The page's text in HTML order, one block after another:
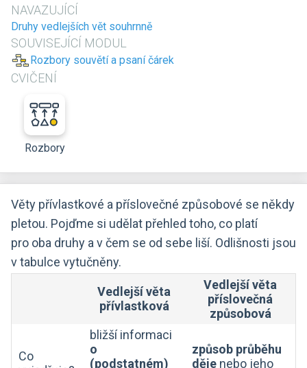
NAVAZUJÍCÍ
Druhy vedlejších vět souhrnně
SOUVISEJÍCÍ MODUL
Rozbory souvětí a psaní čárek
CVIČENÍ
Rozbory
Věty přívlastkové a příslovečné způsobové se někdy
pletou. Pojďme si udělat přehled toho, co platí
pro oba druhy a v čem se od sebe liší. Odlišnosti jsou
v tabulce vytučněny.
Vedlejší věta
přívlastková
Vedlejší věta
příslovečná
způsobová
Co
bližší informaci
o
(podstatném)
způsob průběhu
děje nebo jeho